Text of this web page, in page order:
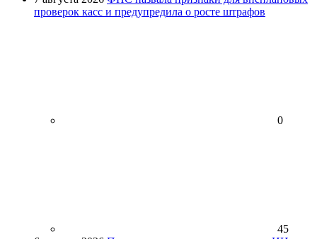
проверок касс и предупредила о росте штрафов
0
45